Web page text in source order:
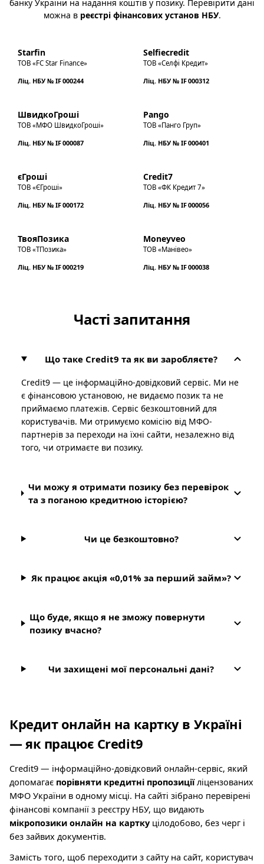
банку України на надання коштів у позику. Перевірити дані
можна в реєстрі фінансових установ НБУ.
Starfin
ТОВ «FC Star Finance»
Ліц. НБУ № IF 000244
Selfiecredit
ТОВ «Селфі Кредит»
Ліц. НБУ № IF 000312
ШвидкоГроші
ТОВ «МФО ШвидкоГроші»
Ліц. НБУ № IF 000087
Pango
ТОВ «Панго Груп»
Ліц. НБУ № IF 000401
єГроші
ТОВ «ЄГроші»
Ліц. НБУ № IF 000172
Credit7
ТОВ «ФК Кредит 7»
Ліц. НБУ № IF 000056
ТвояПозика
ТОВ «ТПозика»
Ліц. НБУ № IF 000219
Moneyveo
ТОВ «Манівео»
Ліц. НБУ № IF 000038
Часті запитання
Що таке Credit9 та як ви заробляєте?
Credit9 — це інформаційно-довідковий сервіс. Ми не
є фінансовою установою, не видаємо позик та не
приймаємо платежів. Сервіс безкоштовний для
користувачів. Ми отримуємо комісію від МФО-
партнерів за переходи на їхні сайти, незалежно від
того, чи отримаєте ви позику.
Чи можу я отримати позику без перевірок
та з поганою кредитною історією?
Чи це безкоштовно?
Як працює акція «0,01% за перший займ»?
Що буде, якщо я не зможу повернути
позику вчасно?
Чи захищені мої персональні дані?
Кредит онлайн на картку в Україні
— як працює Credit9
Credit9 — інформаційно-довідковий онлайн-сервіс, який
допомагає порівняти кредитні пропозиціїліцензованих
МФО України в одному місці. На сайті зібрано перевірені
фінансові компанії з реєстру НБУ, що видають
мікропозики онлайн на картку цілодобово, без черг і
без зайвих документів.
Замість того, щоб переходити з сайту на сайт, користувач